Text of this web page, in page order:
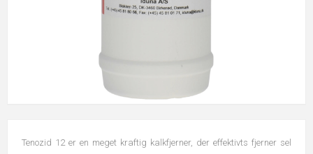
Tenozid 12 er en meget kraftig kalkfjerner, der effektivts fjerner sel